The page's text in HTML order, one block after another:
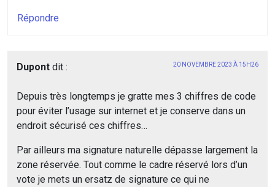
Répondre
Dupont dit : 20 NOVEMBRE 2023 À 15H26
Depuis très longtemps je gratte mes 3 chiffres de code
pour éviter l’usage sur internet et je conserve dans un
endroit sécurisé ces chiffres…
Par ailleurs ma signature naturelle dépasse largement la
zone réservée. Tout comme le cadre réservé lors d’un
vote je mets un ersatz de signature ce qui ne